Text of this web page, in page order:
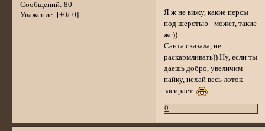
Сообщений: 80
Уважение: [+0/-0]
Я ж не вижу, какие персы
под шерстью - может, такие
же))
Санта сказала, не
раскармливать)) Ну, если ты
даешь добро, увеличим
пайку, нехай весь лоток
засирает
0